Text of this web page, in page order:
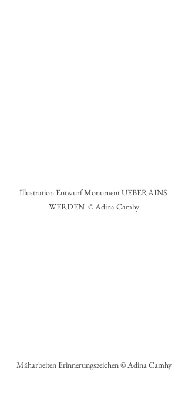
Illustration Entwurf Monument UEBERAINS
WERDEN  © Adina Camhy
Mäharbeiten Erinnerungszeichen © Adina Camhy